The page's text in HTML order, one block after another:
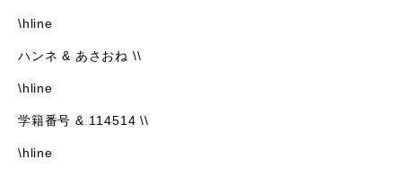
\hline
ハンネ & あさおね \\
\hline
学籍番号 & 114514 \\
\hline